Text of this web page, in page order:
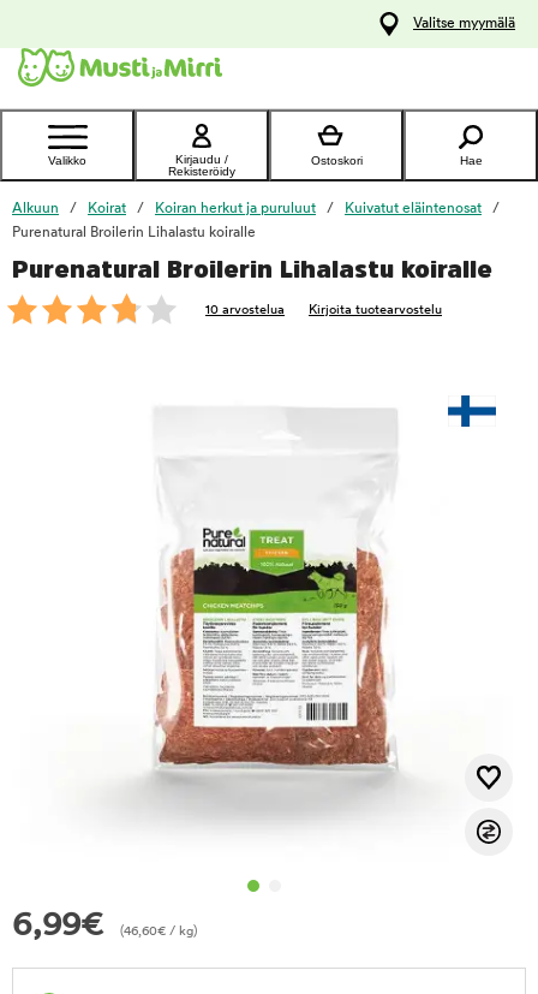
Ota yhteyttä
asiakaspalveluun
Valitse myymälä
Valikko
Kirjaudu /
Rekisteröidy
Ostoskori Hae
Alkuun Koirat Koiran herkut ja puruluut
Kuivatut eläintenosat
Purenatural Broilerin Lihalastu koiralle
Purenatural Broilerin Lihalastu koiralle
10 arvostelua Kirjoita tuotearvostelu
6,99€ (46,60€ / kg)
foo